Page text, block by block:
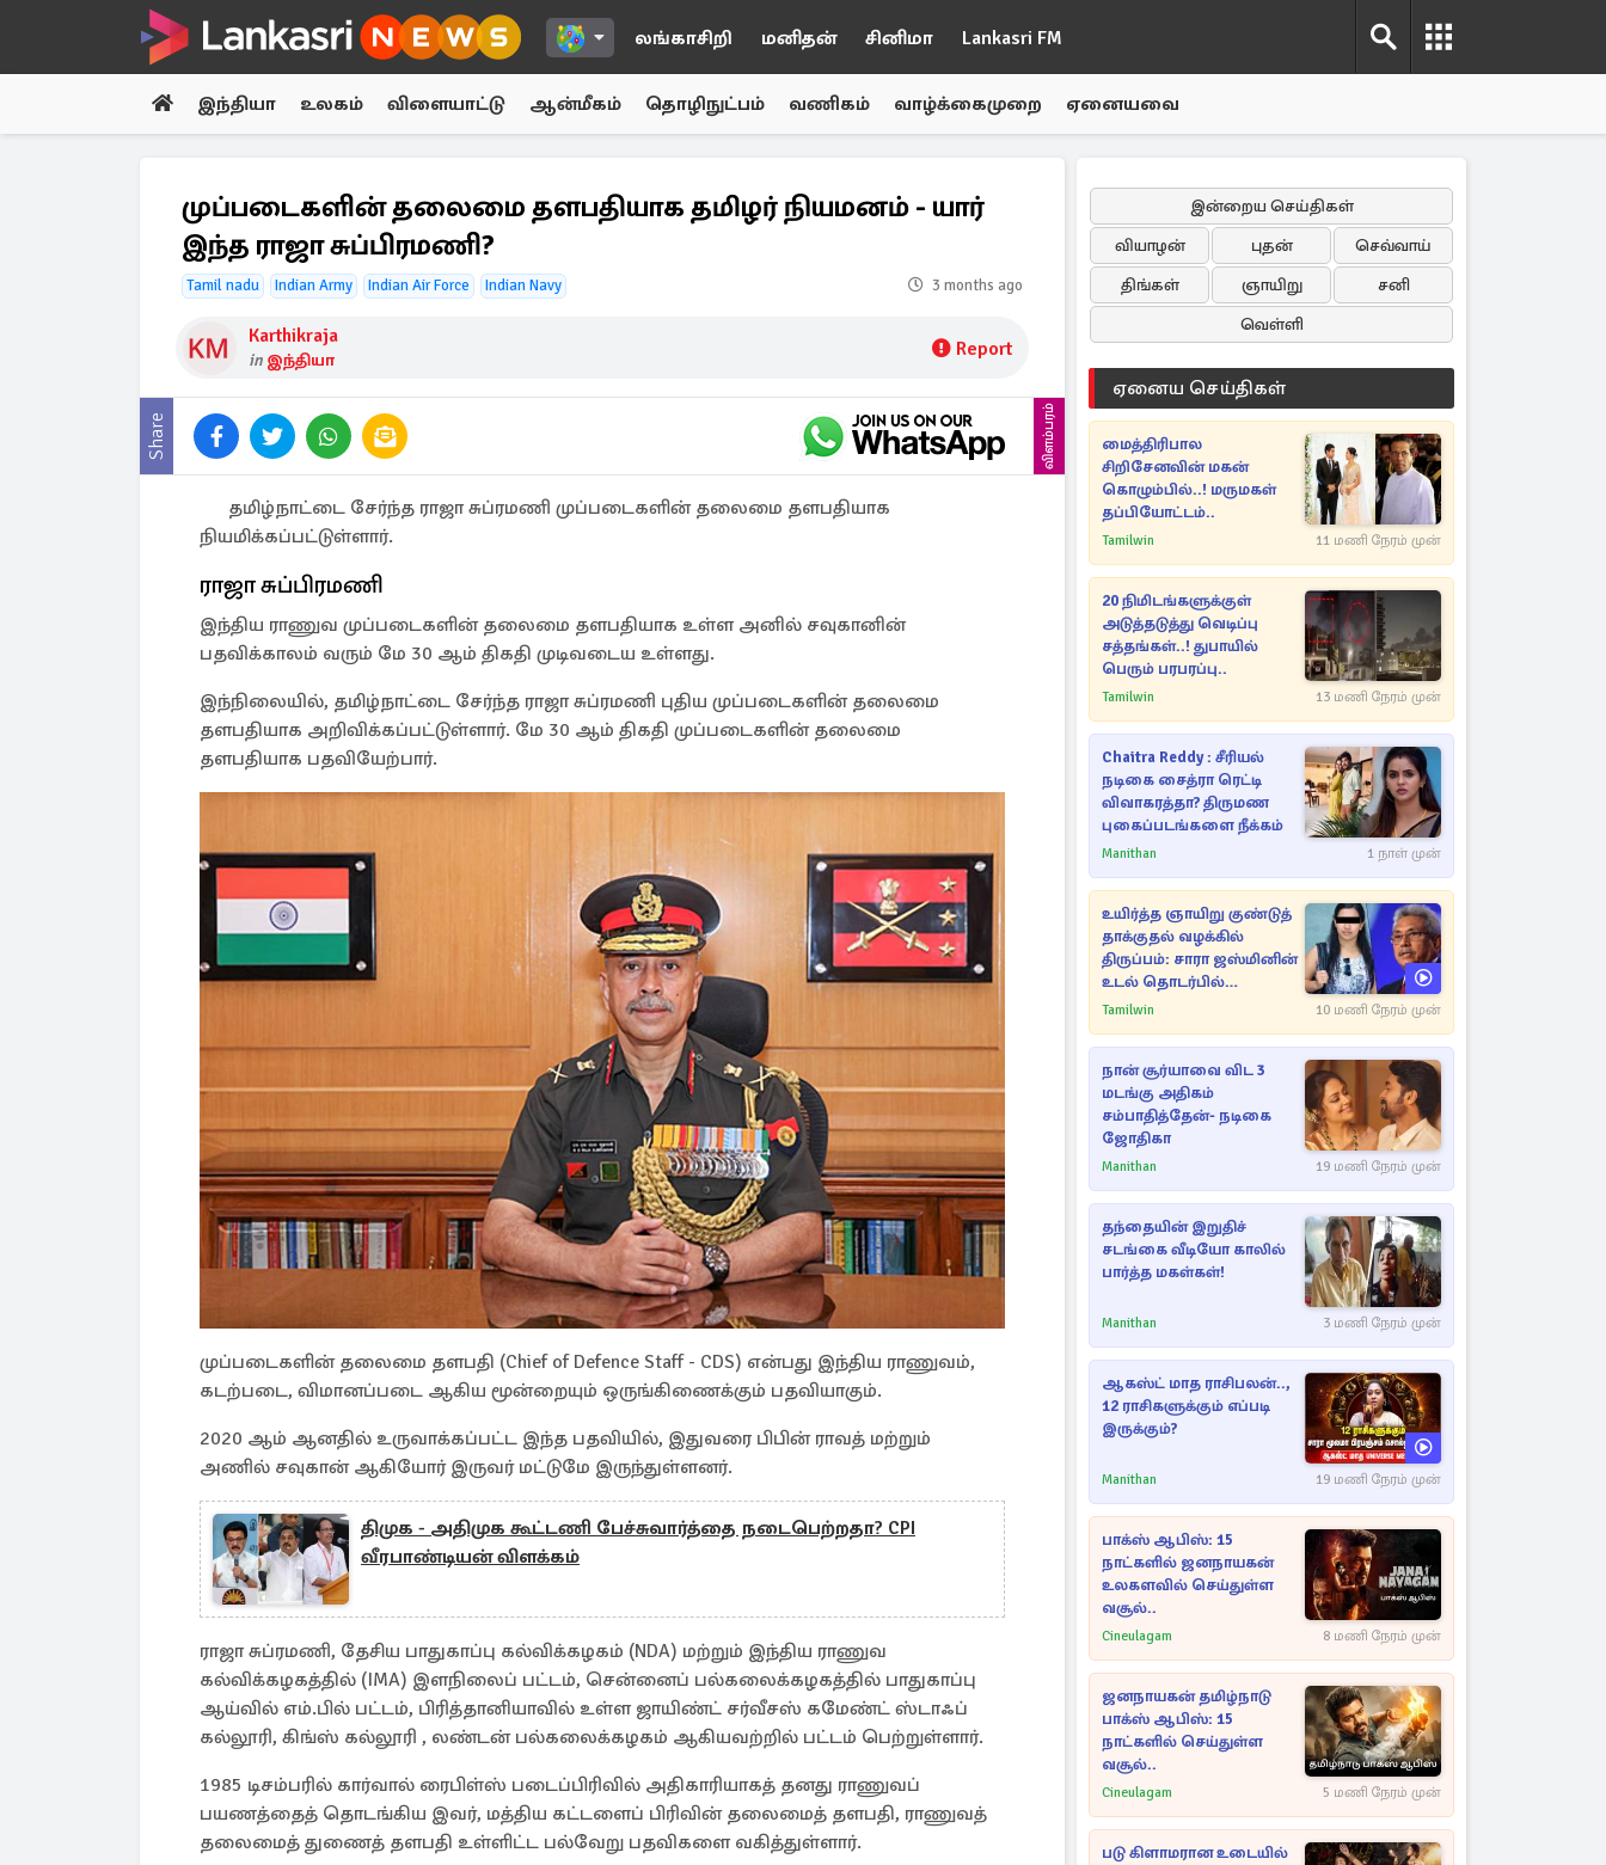
லங்காசிறி மனிதன் சினிமா Lankasri FM
இந்தியா உலகம் விளையாட்டு ஆன்மீகம் தொழிநுட்பம் வணிகம் வாழ்க்கைமுறை ஏனையவை
முப்படைகளின் தலைமை தளபதியாக தமிழர் நியமனம் - யார்
இந்த ராஜா சுப்பிரமணி?
Tamil nadu Indian Army Indian Air Force Indian Navy 3 months ago
Karthikraja
in இந்தியா Report
Share விளம்பரம்
தமிழ்நாட்டை சேர்ந்த ராஜா சுப்ரமணி முப்படைகளின் தலைமை தளபதியாக
நியமிக்கப்பட்டுள்ளார்.
ராஜா சுப்பிரமணி
இந்திய ராணுவ முப்படைகளின் தலைமை தளபதியாக உள்ள அனில் சவுகானின்
பதவிக்காலம் வரும் மே 30 ஆம் திகதி முடிவடைய உள்ளது.
இந்நிலையில், தமிழ்நாட்டை சேர்ந்த ராஜா சுப்ரமணி புதிய முப்படைகளின் தலைமை
தளபதியாக அறிவிக்கப்பட்டுள்ளார். மே 30 ஆம் திகதி முப்படைகளின் தலைமை
தளபதியாக பதவியேற்பார்.
முப்படைகளின் தலைமை தளபதி (Chief of Defence Staff - CDS) என்பது இந்திய ராணுவம்,
கடற்படை, விமானப்படை ஆகிய மூன்றையும் ஒருங்கிணைக்கும் பதவியாகும்.
2020 ஆம் ஆனதில் உருவாக்கப்பட்ட இந்த பதவியில், இதுவரை பிபின் ராவத் மற்றும்
அணில் சவுகான் ஆகியோர் இருவர் மட்டுமே இருந்துள்ளனர்.
திமுக - அதிமுக கூட்டணி பேச்சுவார்த்தை நடைபெற்றதா? CPI
வீரபாண்டியன் விளக்கம்
ராஜா சுப்ரமணி, தேசிய பாதுகாப்பு கல்விக்கழகம் (NDA) மற்றும் இந்திய ராணுவ
கல்விக்கழகத்தில் (IMA) இளநிலைப் பட்டம், சென்னைப் பல்கலைக்கழகத்தில் பாதுகாப்பு
ஆய்வில் எம்.பில் பட்டம், பிரித்தானியாவில் உள்ள ஜாயிண்ட் சர்வீசஸ் கமேண்ட் ஸ்டாஃப்
கல்லூரி, கிங்ஸ் கல்லூரி , லண்டன் பல்கலைக்கழகம் ஆகியவற்றில் பட்டம் பெற்றுள்ளார்.
1985 டிசம்பரில் கார்வால் ரைபிள்ஸ் படைப்பிரிவில் அதிகாரியாகத் தனது ராணுவப்
பயணத்தைத் தொடங்கிய இவர், மத்திய கட்டளைப் பிரிவின் தலைமைத் தளபதி, ராணுவத்
தலைமைத் துணைத் தளபதி உள்ளிட்ட பல்வேறு பதவிகளை வகித்துள்ளார்.
இன்றைய செய்திகள்
வியாழன்
புதன்
செவ்வாய்
திங்கள்
ஞாயிறு
சனி
வெள்ளி
ஏனைய செய்திகள்
மைத்திரிபால
சிறிசேனவின் மகன்
கொழும்பில்..! மருமகள்
தப்பியோட்டம்..
Tamilwin 11 மணி நேரம் முன்
20 நிமிடங்களுக்குள்
அடுத்தடுத்து வெடிப்பு
சத்தங்கள்..! துபாயில்
பெரும் பரபரப்பு..
Tamilwin 13 மணி நேரம் முன்
Chaitra Reddy : சீரியல்
நடிகை சைத்ரா ரெட்டி
விவாகரத்தா? திருமண
புகைப்படங்களை நீக்கம்
Manithan 1 நாள் முன்
உயிர்த்த ஞாயிறு குண்டுத்
தாக்குதல் வழக்கில்
திருப்பம்: சாரா ஜஸ்மினின்
உடல் தொடர்பில்
நீதிமன்றத்தில் வெளியான
Tamilwin 10 மணி நேரம் முன்
நான் சூர்யாவை விட 3
மடங்கு அதிகம்
சம்பாதித்தேன்- நடிகை
ஜோதிகா
Manithan 19 மணி நேரம் முன்
தந்தையின் இறுதிச்
சடங்கை வீடியோ காலில்
பார்த்த மகள்கள்!
Manithan 3 மணி நேரம் முன்
ஆகஸ்ட் மாத ராசிபலன்..,
12 ராசிகளுக்கும் எப்படி
இருக்கும்?
Manithan 19 மணி நேரம் முன்
பாக்ஸ் ஆபிஸ்: 15
நாட்களில் ஜனநாயகன்
உலகளவில் செய்துள்ள
வசூல்..
Cineulagam 8 மணி நேரம் முன்
ஜனநாயகன் தமிழ்நாடு
பாக்ஸ் ஆபிஸ்: 15
நாட்களில் செய்துள்ள
வசூல்..
Cineulagam 5 மணி நேரம் முன்
படு கிளாமரான உடையில்